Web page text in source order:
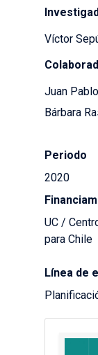
Víctor
Juan
Bárbara
Periodo
2020
UC /
para Chile
Línea de